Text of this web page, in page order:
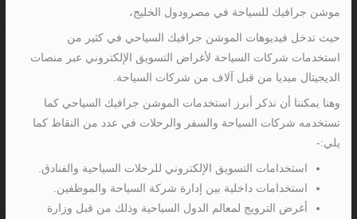
موشن جرافيك للسياحة في مصرودول الخليج،
حيث تدخل فيديوهات الموشن جرافيك السياحي في كثير من
استخدمات شركات السياحة لأغراض التسويق الإلكتروني عبر منصات
الديجيتال ميديا من قبل آلاف من شركات السياحة.
وهنا يمكننا أن نذكر أبرز استخدمات الموشن جرافيك السياحي كما
تستخدمه شركات السياحة والسفر والرحلات في عدد من النقاط كما
يلي:-
استخدامات التسويق الإلكتروني للرحلات السياحية والفنادق.
استخدامات داخلية بين إدارة شركة السياحة والموظفين.
أغرض الترويج لمعالم الدول السياحية وذلك من قبل وزارة